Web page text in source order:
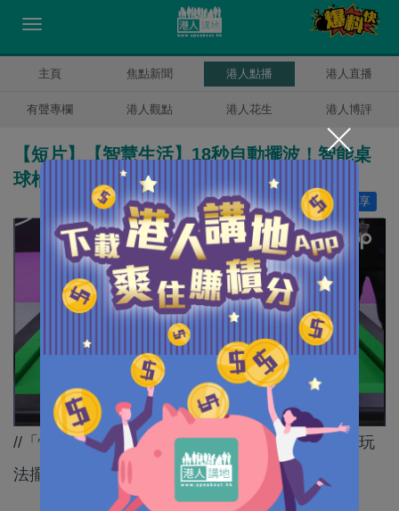
主頁 焦點新聞 港人點播 港人直播
有聲專欄 港人觀點 港人花生 港人博評
【短片】【智慧生活】18秒自動擺波！智能桌
球枱展「灣區速度」
分享
讚好 6
//「懶人」玩家福音！智能桌球枱仲識得配合唔同玩
法擺波。//